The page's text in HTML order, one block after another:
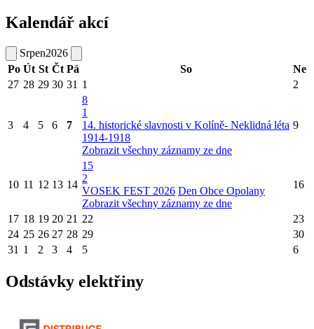
Kalendář akcí
Srpen2026
Po Út St Čt Pá So
Ne
27 28 29 30 31 1 2
3 4 5 6 7
8
1
14. historické slavnosti v Kolíně- Neklidná léta
1914-1918
Zobrazit všechny záznamy ze dne
9
10 11 12 13 14
15
2
VOSEK FEST 2026 Den Obce Opolany
Zobrazit všechny záznamy ze dne
16
17 18 19 20 21 22
23
24 25 26 27 28 29
30
31 1 2 3 4 5 6
Odstávky elektřiny